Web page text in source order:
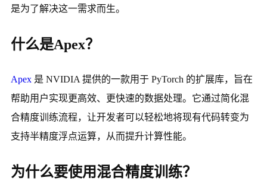
是为了解决这一需求而生。
什么是Apex？
Apex是 NVIDIA 提供的一款用于 PyTorch 的扩展库，旨在
帮助用户实现更高效、更快速的数据处理。它通过简化混
合精度训练流程，让开发者可以轻松地将现有代码转变为
支持半精度浮点运算，从而提升计算性能。
为什么要使用混合精度训练？